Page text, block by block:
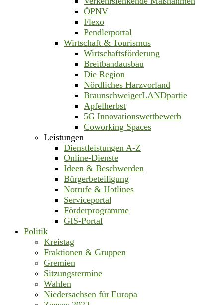
ÖPNV
Flexo
Pendlerportal
Wirtschaft & Tourismus
Wirtschaftsförderung
Breitbandausbau
Die Region
Nördliches Harzvorland
BraunschweigerLANDpartie
Apfelherbst
5G Innovationswettbewerb
Coworking Spaces
Leistungen
Dienstleistungen A-Z
Online-Dienste
Ideen & Beschwerden
Bürgerbeteiligung
Notrufe & Hotlines
Serviceportal
Förderprogramme
GIS-Portal
Politik
Kreistag
Fraktionen & Gruppen
Gremien
Sitzungstermine
Wahlen
Niedersachsen für Europa